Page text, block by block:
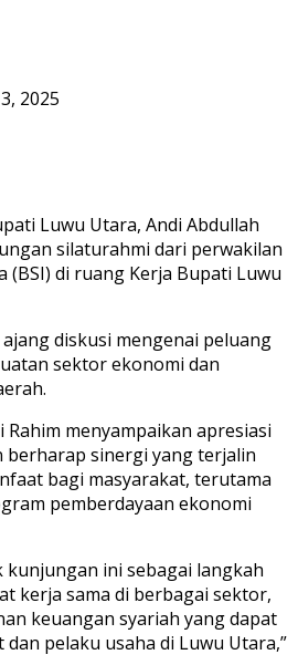
2025
Luwu Utara, Andi Abdullah
silaturahmi dari perwakilan
(BSI) di ruang Kerja Bupati Luwu
diskusi mengenai peluang
sektor ekonomi dan
Rahim menyampaikan apresiasi
berharap sinergi yang terjalin
bagi masyarakat, terutama
pemberdayaan ekonomi
kunjungan ini sebagai langkah
kerja sama di berbagai sektor,
keuangan syariah yang dapat
pelaku usaha di Luwu Utara,”